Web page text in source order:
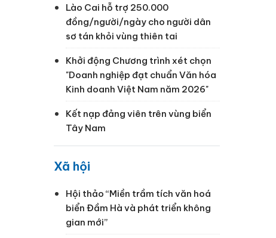
Lào Cai hỗ trợ 250.000
đồng/người/ngày cho người dân
sơ tán khỏi vùng thiên tai
Khởi động Chương trình xét chọn
"Doanh nghiệp đạt chuẩn Văn hóa
Kinh doanh Việt Nam năm 2026"
Kết nạp đảng viên trên vùng biển
Tây Nam
Xã hội
Hội thảo “Miền trầm tích văn hoá
biển Đầm Hà và phát triển không
gian mới”